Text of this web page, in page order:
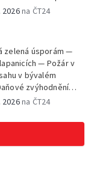
linka mezi
— Den AČFK na
Uhde slaví 90 let
srubu
2026na ČT24
zelená úsporám —
— Požár v
v bývalém
zvýhodnění
v Olomouci —
fotbalové lize —
bývalé věznice —
2026na ČT24